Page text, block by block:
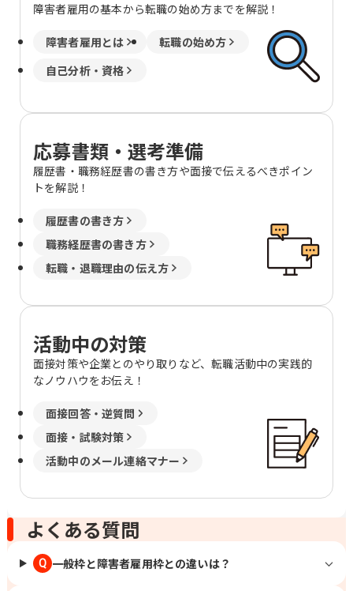
障害者雇用の基本から転職の始め方までを解説！
障害者雇用とは
転職の始め方
自己分析・資格
応募書類・選考準備
履歴書・職務経歴書の書き方や面接で伝えるべきポイン
トを解説！
履歴書の書き方
職務経歴書の書き方
転職・退職理由の伝え方
活動中の対策
面接対策や企業とのやり取りなど、転職活動中の実践的
なノウハウをお伝え！
面接回答・逆質問
面接・試験対策
活動中のメール連絡マナー
よくある質問
Q 一般枠と障害者雇用枠との違いは？